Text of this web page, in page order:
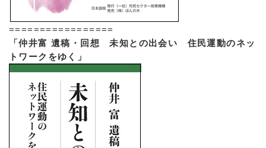
=================
「仲井富 遺稿・回想 未知との出会い 住民運動のネッ
トワークをゆく」